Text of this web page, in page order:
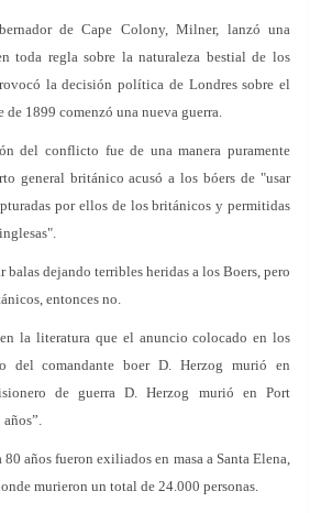
de Cape Colony, Milner, lanzó una
toda regla sobre la naturaleza bestial de los
la decisión política de Londres sobre el
1899 comenzó una nueva guerra.
del conflicto fue de una manera puramente
general británico acusó a los bóers de "usar
por ellos de los británicos y permitidas
balas dejando terribles heridas a los Boers, pero
entonces no.
la literatura que el anuncio colocado en los
del comandante boer D. Herzog murió en
de guerra D. Herzog murió en Port
años fueron exiliados en masa a Santa Elena,
murieron un total de 24.000 personas.